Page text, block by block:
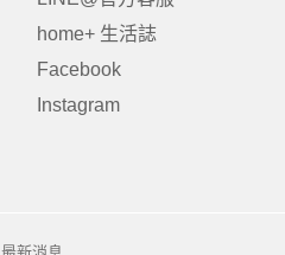
home+ 生活誌
Facebook
Instagram